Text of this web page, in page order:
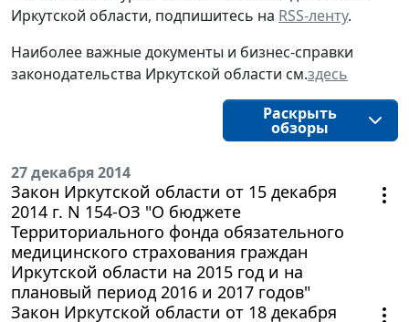
Иркутской области, подпишитесь на RSS-ленту.
Наиболее важные документы и бизнес-справки
законодательства Иркутской области см.здесь
Раскрыть
обзоры
27 декабря 2014
Закон Иркутской области от 15 декабря
2014 г. N 154-ОЗ "О бюджете
Территориального фонда обязательного
медицинского страхования граждан
Иркутской области на 2015 год и на
плановый период 2016 и 2017 годов"
Закон Иркутской области от 18 декабря